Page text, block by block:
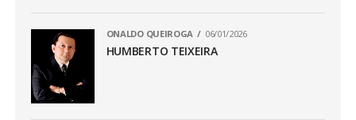
ONALDO QUEIROGA 06/01/2026
HUMBERTO TEIXEIRA